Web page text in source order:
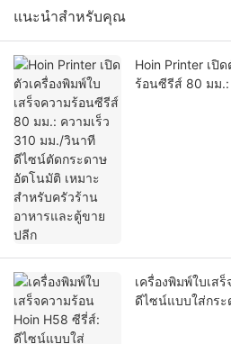
แนะนำสำหรับคุณ
Hoin Printer เปิ
ร้อนซีรีส์ 80 มม
เครื่องพิมพ์ใบเส
ดีไซน์แบบใส่กร